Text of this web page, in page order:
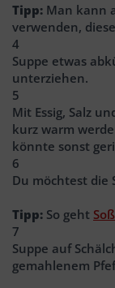
Tipp: Man kann
verwenden,
4
Suppe etwas
unterziehen.
5
Mit Essig, Salz
kurz warm
könnte sonst
6
Du möchtest die
Tipp: So geht
7
Suppe auf
gemahlenem